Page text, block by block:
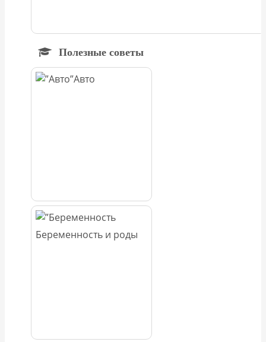
Полезные советы
Авто
Беременность и роды